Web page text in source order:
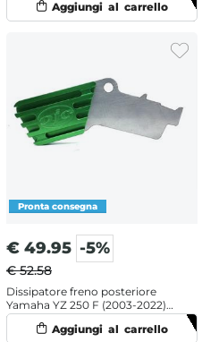
€ 49.95 -5%
€ 52.58
Dissipatore freno posteriore
Yamaha YZ 250 F (2003-2022)
Verde